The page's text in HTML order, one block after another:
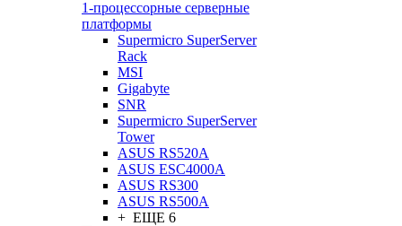
1-процессорные серверные
платформы
Supermicro SuperServer
Rack
MSI
Gigabyte
SNR
Supermicro SuperServer
Tower
ASUS RS520A
ASUS ESC4000A
ASUS RS300
ASUS RS500A
+ ЕЩЕ 6